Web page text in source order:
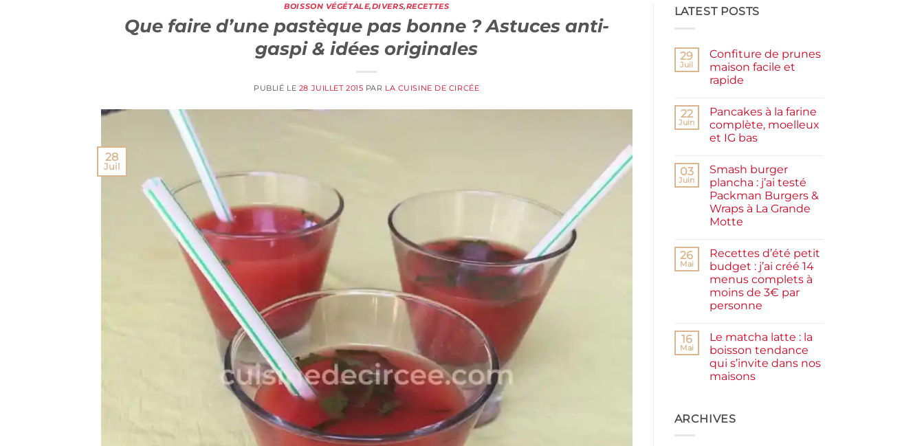
BOISSON VÉGÉTALE,DIVERS,RECETTES
Que faire d’une pastèque pas bonne ? Astuces anti-
gaspi & idées originales
PUBLIÉ LE 28 JUILLET 2015 PAR LA CUISINE DE CIRCÉE
28
Juil
LATEST POSTS
29
Juil
Confiture de prunes
maison facile et
rapide
sur
Confiture
de
prunes
et
rapide
22
Juin
Pancakes à la farine
complète, moelleux
et IG bas
sur
Pancakes
à
la
farine
complète,
moelleux
bas
03
Juin
Smash burger
plancha : j’ai testé
Packman Burgers &
Wraps à La Grande
Motte
sur
Smash
burger
plancha :
j’ai
testé
Packman
à
La
Grande
Motte
26
Mai
Recettes d’été petit
budget : j’ai créé 14
menus complets à
moins de 3€ par
personne
sur
Recettes
d’été
petit
budget
menus
complets
16
Mai
Le matcha latte : la
boisson tendance
qui s’invite dans nos
maisons
Le
matcha
ARCHIVES